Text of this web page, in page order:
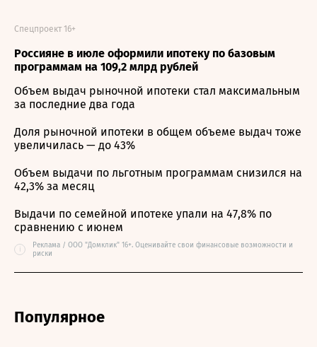
Россияне в июле оформили ипотеку по базовым
программам на 109,2 млрд рублей
Спецпроект 16+
Объем выдач рыночной ипотеки стал максимальным
за последние два года
Доля рыночной ипотеки в общем объеме выдач тоже
увеличилась — до 43%
Объем выдачи по льготным программам снизился на
42,3% за месяц
Выдачи по семейной ипотеке упали на 47,8% по
сравнению с июнем
i
Реклама / ООО "Домклик" 16+. Оценивайте свои финансовые возможности и
риски
Популярное